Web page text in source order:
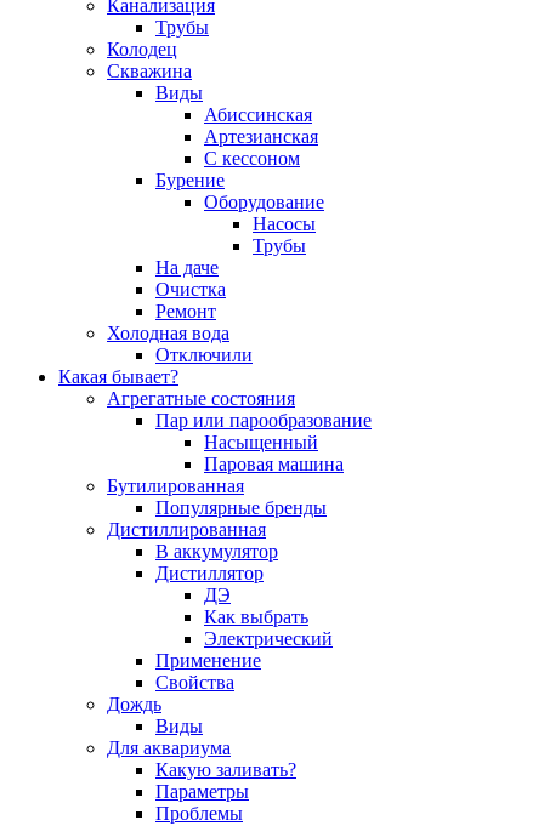
Канализация
Трубы
Колодец
Скважина
Виды
Абиссинская
Артезианская
С кессоном
Бурение
Оборудование
Насосы
Трубы
На даче
Очистка
Ремонт
Холодная вода
Отключили
Какая бывает?
Агрегатные состояния
Пар или парообразование
Насыщенный
Паровая машина
Бутилированная
Популярные бренды
Дистиллированная
В аккумулятор
Дистиллятор
ДЭ
Как выбрать
Электрический
Применение
Свойства
Дождь
Виды
Для аквариума
Какую заливать?
Параметры
Проблемы